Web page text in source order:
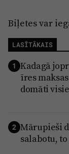
Biļetes var
LASĪTĀKAIS
1 Kadagā
īres
domāti
2 Mārupieši
salabotu,